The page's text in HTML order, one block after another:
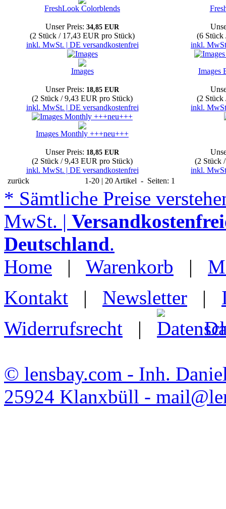
FreshLook Colorblends
Unser Preis: 34,85 EUR
(2 Stück / 17,43 EUR pro Stück)
inkl. MwSt. | DE versandkostenfrei
(6 Stück
inkl.
Images
Unser Preis: 18,85 EUR
(2 Stück / 9,43 EUR pro Stück)
inkl. MwSt. | DE versandkostenfrei
Images
(2 Stück
inkl.
Images Monthly +++neu+++
Unser Preis: 18,85 EUR
(2 Stück / 9,43 EUR pro Stück)
inkl. MwSt. | DE versandkostenfrei
(2 Stück
inkl.
zurück
1-20 | 20 Artikel - Seiten: 1
* Sämtliche Preise
MwSt. |
Deutschland.
Home | Warenkorb |
Kontakt | Newsletter |
Widerrufsrecht |
© lensbay.com - Inh.
25924 Klanxbüll -